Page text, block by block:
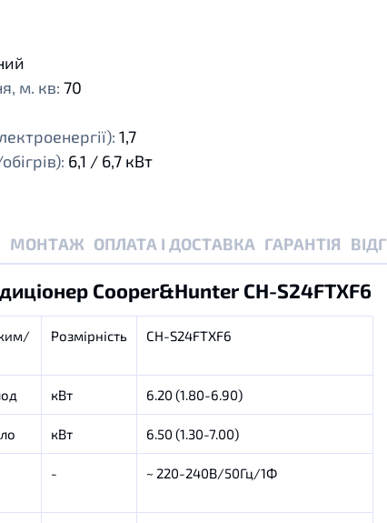
м. кв: 70
1,7
6,1 / 6,7 кВт
МОНТАЖ ОПЛАТА І ДОСТАВКА ГАРАНТІЯ
Cooper&Hunter CH-S24FTXF6
Розмірність CH-S24FTXF6
кВт 6.20 (1.80-6.90)
кВт 6.50 (1.30-7.00)
- ~ 220-240В/50Гц/1Ф